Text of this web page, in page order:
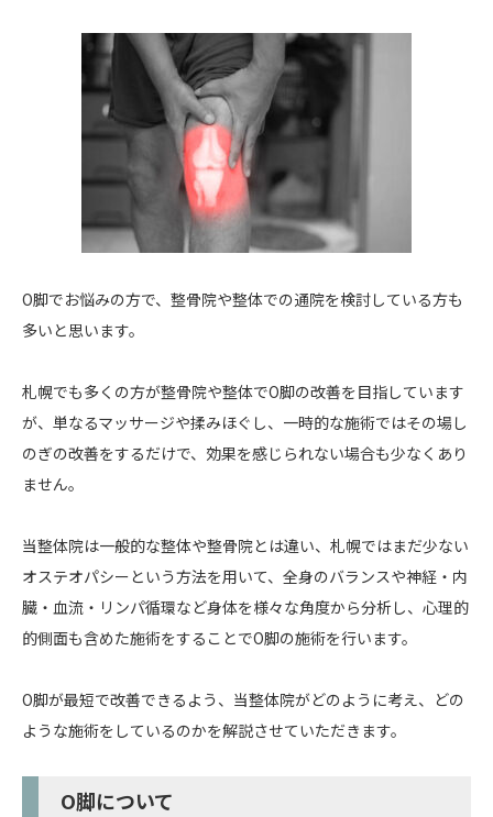
O脚でお悩みの方で、整骨院や整体での通院を検討している方も
多いと思います。
札幌でも多くの方が整骨院や整体でO脚の改善を目指しています
が、単なるマッサージや揉みほぐし、一時的な施術ではその場し
のぎの改善をするだけで、効果を感じられない場合も少なくあり
ません。
当整体院は一般的な整体や整骨院とは違い、札幌ではまだ少ない
オステオパシーという方法を用いて、全身のバランスや神経・内
臓・血流・リンパ循環など身体を様々な角度から分析し、心理的
的側面も含めた施術をすることでO脚の施術を行います。
O脚が最短で改善できるよう、当整体院がどのように考え、どの
ような施術をしているのかを解説させていただきます。
O脚について